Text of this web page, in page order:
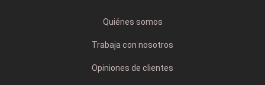
Quiénes somos
Trabaja con nosotros
Opiniones de clientes